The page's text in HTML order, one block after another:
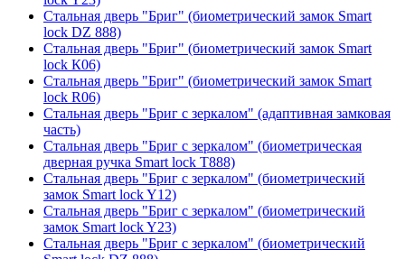
Стальная дверь "Бриг" (биометрический замок Smart
lock DZ 888)
Стальная дверь "Бриг" (биометрический замок Smart
lock К06)
Стальная дверь "Бриг" (биометрический замок Smart
lock R06)
Стальная дверь "Бриг с зеркалом" (адаптивная замковая
часть)
Стальная дверь "Бриг с зеркалом" (биометрическая
дверная ручка Smart lock T888)
Стальная дверь "Бриг с зеркалом" (биометрический
замок Smart lock Y12)
Стальная дверь "Бриг с зеркалом" (биометрический
замок Smart lock Y23)
Стальная дверь "Бриг с зеркалом" (биометрический